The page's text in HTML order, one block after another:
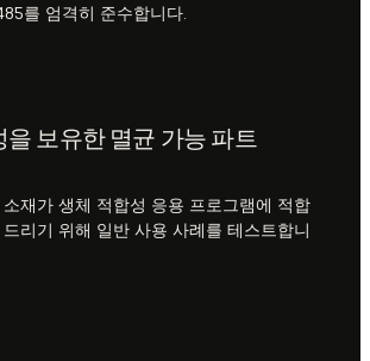
를 엄격히 준수합니다.
보유한 멸균 가능 파트
재가 생체 적합성 응용 프로그램에 적합
리기 위해 일반 사용 사례를 테스트합니